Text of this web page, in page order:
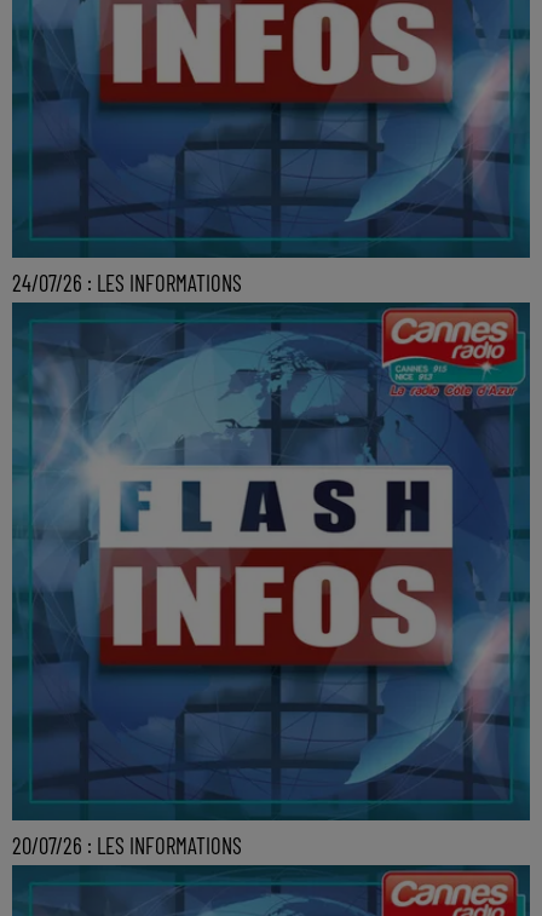
24/07/26 : LES INFORMATIONS
20/07/26 : LES INFORMATIONS